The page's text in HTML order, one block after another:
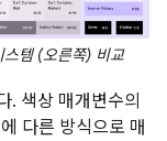
템 (오른쪽) 비교
. 색상 매개변수의
다른 방식으로 매